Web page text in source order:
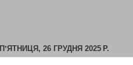
ПʼЯТНИЦЯ, 26 ГРУДНЯ 2025 Р.